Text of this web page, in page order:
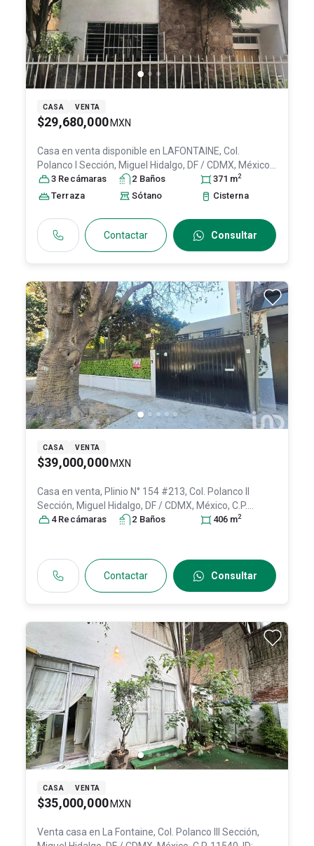
CASA VENTA
$29,680,000 MXN
Casa en venta disponible en
LAFONTAINE, Col.
Polanco I Sección, Miguel Hidalgo, DF / CDMX, México
C.P. 11510, ID:31525157
3 Recámaras 2 Baños 371 m2
Terraza Sótano Cisterna
Contactar Consultar
CASA VENTA
$39,000,000 MXN
Casa en venta, Plinio N° 154 #213, Col. Polanco II
Sección, Miguel Hidalgo, DF / CDMX, México, C.P.
11530, ID:31040436
4 Recámaras 2 Baños 406 m2
Contactar Consultar
CASA VENTA
$35,000,000 MXN
Venta casa en
La Fontaine, Col. Polanco III Sección,